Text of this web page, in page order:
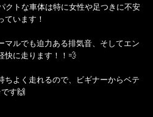
クトな車体は特に女性や足つきに不安
ています！
マルでも迫力ある排気音、そしてエン
快に走ります！！💨
ちよく走れるので、ビギナーからベテ
す🙌